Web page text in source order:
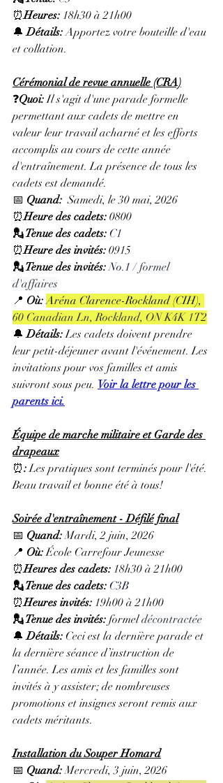
⏰Heures: 18h30 à 21h00
🔔 Détails: Apportez votre bouteille d'eau
et collation.
Cérémonial de revue annuelle (CRA)
❓Quoi: Il s'agit d'une parade formelle
permettant aux cadets de mettre en
valeur leur travail acharné et les efforts
accomplis au cours de cette année
d'entraînement. La présence de tous les
cadets est demandé.
📅 Quand: Samedi, le 30 mai, 2026
⏰Heure des cadets: 0800
💂 Tenue des cadets: C1
⏰Heure des invités: 0915
💂 Tenue des invités: No.1 / formel
d'affaires
📍 Où: Aréna Clarence-Rockland (CIH),
60 Canadian Ln, Rockland, ON K4K 1T2
🔔 Détails: Les cadets doivent prendre
leur petit-déjeuner avant l'événement. Les
invitations pour vos familles et amis
suivront sous peu. Voir la lettre pour les
parents ici.
Équipe de marche militaire et Garde des
drapeaux
⏰: Les pratiques sont terminés pour l'été.
Beau travail et bonne été à tous!
Soirée d'entraînement - Défilé final
📅 Quand: Mardi, 2 juin, 2026
📍 Où: École Carrefour Jeunesse
⏰Heures des cadets: 18h30 à 21h00
💂 Tenue des cadets: C3B
⏰Heures invités: 19h00 à 21h00
💂 Tenue des invités: formel décontractée
🔔 Détails: Ceci est la dernière parade et
la dernière séance d’instruction de
l’année. Les amis et les familles sont
invités à y assister; de nombreuses
promotions et insignes seront remis aux
cadets méritants.
Installation du Souper Homard
📅 Quand: Mercredi, 3 juin, 2026